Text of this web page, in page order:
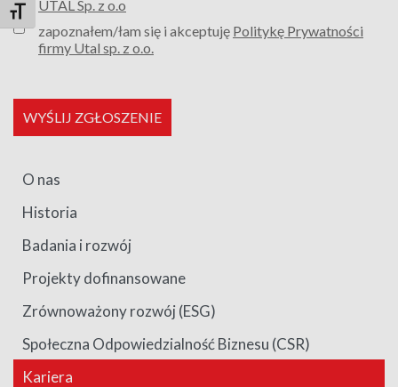
Toggle Font size
UTAL Sp. z o.o
zapoznałem/łam się i akceptuję Politykę Prywatności
firmy Utal sp. z o.o.
WYŚLIJ ZGŁOSZENIE
O nas
Historia
Badania i rozwój
Projekty dofinansowane
Zrównoważony rozwój (ESG)
Społeczna Odpowiedzialność Biznesu (CSR)
Kariera